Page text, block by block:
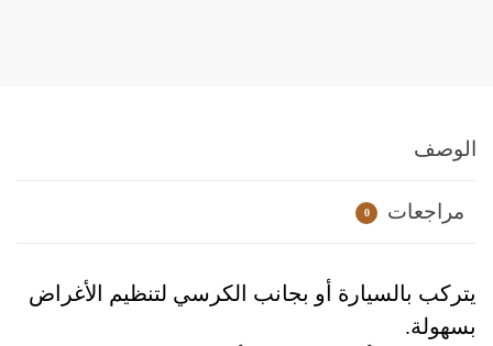
الوصف
مراجعات 0
يتركب بالسيارة أو بجانب الكرسي لتنظيم الأغراض
بسهولة.